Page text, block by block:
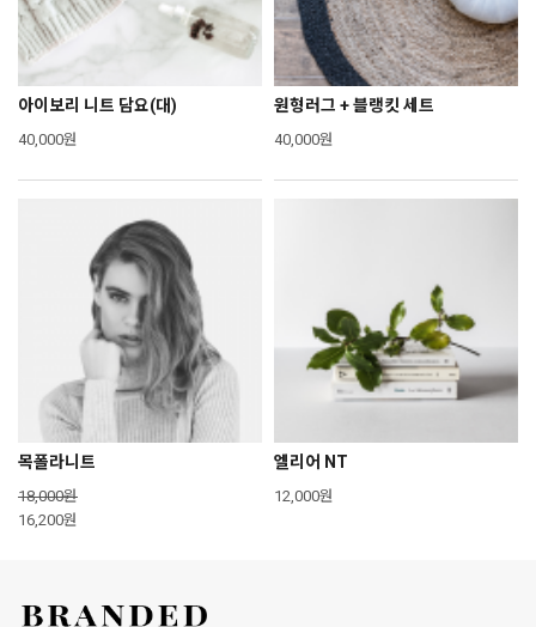
아이보리 니트 담요(대)
40,000원
원형러그 + 블랭킷 세트
40,000원
목폴라니트
18,000원
16,200원
엘리어 NT
12,000원